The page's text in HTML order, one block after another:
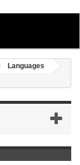
+
+
+
Languages